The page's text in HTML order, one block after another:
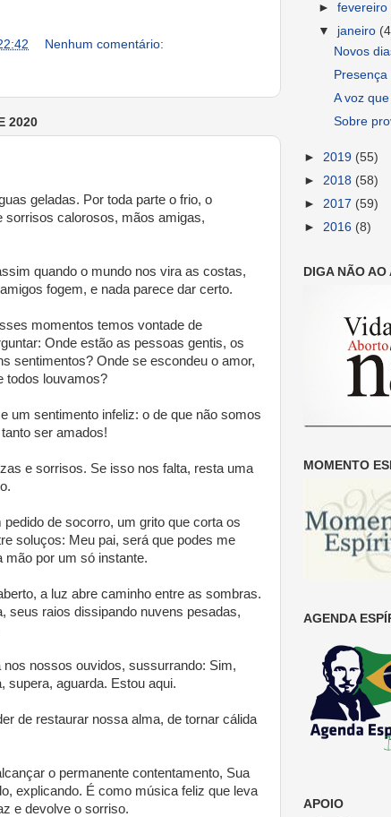
Nenhum comentário:
2020
geladas. Por toda parte o frio, o
sorrisos calorosos, mãos amigas,
quando o mundo nos vira as costas,
fogem, e nada parece dar certo.
momentos temos vontade de
Onde estão as pessoas gentis, os
sentimentos? Onde se escondeu o amor,
todos louvamos?
um sentimento infeliz: o de que não somos
ser amados!
e sorrisos. Se isso nos falta, resta uma
de socorro, um grito que corta os
soluços: Meu pai, será que podes me
por um só instante.
a luz abre caminho entre as sombras.
seus raios dissipando nuvens pesadas,
nossos ouvidos, sussurrando: Sim,
supera, aguarda. Estou aqui.
de restaurar nossa alma, de tornar cálida
o permanente contentamento, Sua
explicando. É como música feliz que leva
e devolve o sorriso.
►fevereiro
▼ janeiro
Novos
A voz
Sobre
► 2019 (55)
► 2018 (58)
► 2017 (59)
► 2016 (8)
DIGA NÃO
MOMENTO
AGENDA
APOIO